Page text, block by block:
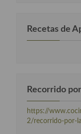
Recetas de
Recorrido
https://
2/recorrido-por-